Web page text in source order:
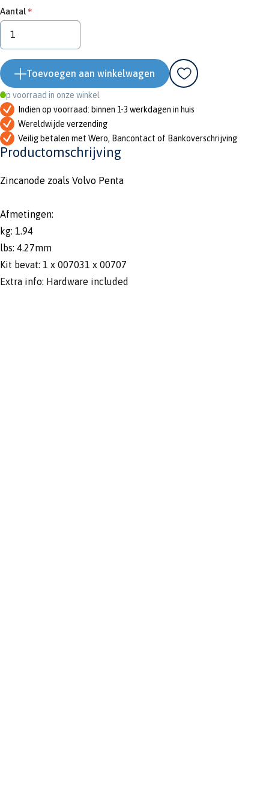
Aantal
Toevoegen aan winkelwagen
Op voorraad in onze winkel
Indien op voorraad: binnen 1-3 werkdagen in huis
Wereldwijde verzending
Veilig betalen met Wero, Bancontact of Bankoverschrijving
Productomschrijving
Zincanode zoals Volvo Penta
Afmetingen:
kg: 1.94
lbs: 4.27mm
Kit bevat: 1 x 007031 x 00707
Extra info: Hardware included